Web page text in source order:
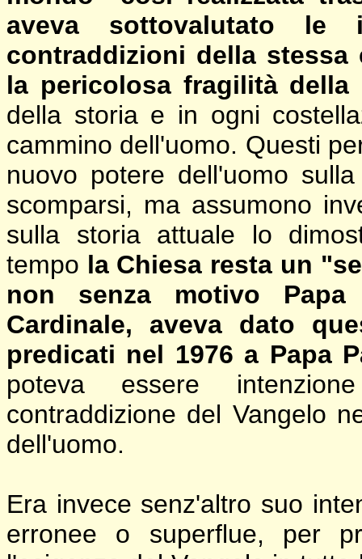
aveva sottovalutato
contraddizioni della stessa
la pericolosa fragilità della
della storia e in ogni
cammino dell'uomo. Questi
nuovo potere dell'uomo
scomparsi, ma assumono
sulla storia attuale lo
tempo la Chiesa resta un
non senza motivo
Cardinale, aveva dato
predicati nel 1976 a Papa
poteva essere
contraddizione del Vangelo
dell'uomo.
Era invece senz'altro suo
erronee o superflue, per